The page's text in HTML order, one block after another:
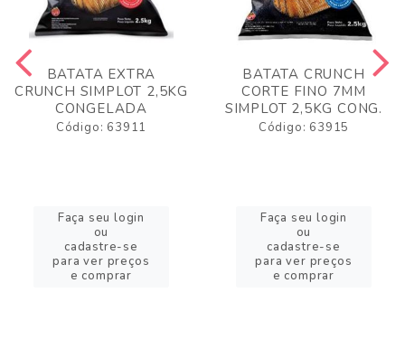
BATATA EXTRA
CRUNCH SIMPLOT 2,5KG
CONGELADA
Código: 63911
Faça seu login
ou
cadastre-se
para ver preços
e comprar
BATATA CRUNCH
CORTE FINO 7MM
SIMPLOT 2,5KG CONG.
Código: 63915
Faça seu login
ou
cadastre-se
para ver preços
e comprar